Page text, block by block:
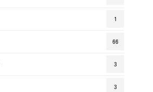
1
66
3
3